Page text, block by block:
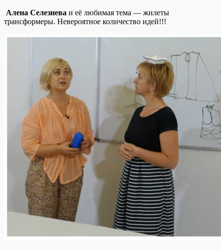
Алена Селезнева и её любимая тема — жилеты
трансформеры. Невероятное количество идей!!!